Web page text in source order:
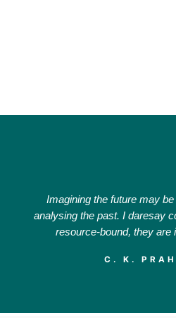
Imagining the future may
analysing the past. I daresay
resource-bound, they are
C. K.